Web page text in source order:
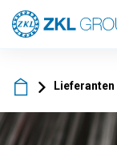
Lieferanten